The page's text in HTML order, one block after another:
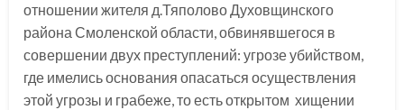
отношении жителя д.Тяполово Духовщинского
района Смоленской области, обвинявшегося в
совершении двух преступлений: угрозе убийством,
где имелись основания опасаться осуществления
этой угрозы и грабеже, то есть открытом хищении